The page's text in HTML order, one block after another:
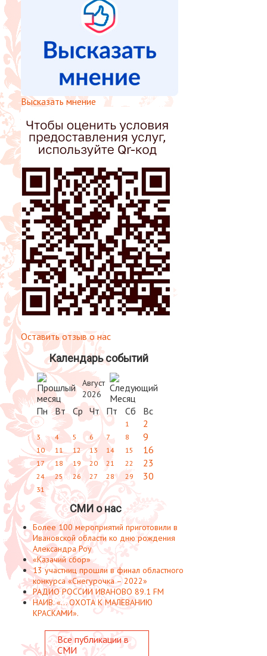
Высказать мнение
Оставить отзыв о нас
Календарь событий
Август
2026
Пн Вт Ср Чт Пт Сб Вс
1 2
3 4 5 6 7 8 9
10 11 12 13 14 15 16
17 18 19 20 21 22 23
24 25 26 27 28 29 30
31
СМИ о нас
Более 100 мероприятий приготовили в
Ивановской области ко дню рождения
Александра Роу
«Казачий сбор»
13 участниц прошли в финал областного
конкурса «Снегурочка – 2022»
РАДИО РОССИИ ИВАНОВО 89.1 FM
НАИВ. «... ОХОТА К МАЛЕВАНИЮ
КРАСКАМИ».
Все публикации в
СМИ